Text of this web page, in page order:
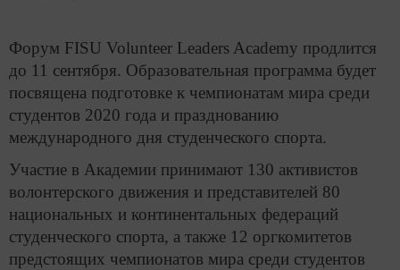
Форум FISU Volunteer Leaders Academy продлится
до 11 сентября. Образовательная программа будет
посвящена подготовке к чемпионатам мира среди
студентов 2020 года и празднованию
международного дня студенческого спорта.
Участие в Академии принимают 130 активистов
волонтерского движения и представителей 80
национальных и континентальных федераций
студенческого спорта, а также 12 оргкомитетов
предстоящих чемпионатов мира среди студентов